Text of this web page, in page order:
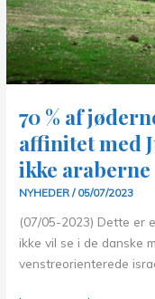
70 % af
affinitet med
ikke araberne
NYHEDER / 05/07/2023
(07/05-2023) Dette er
ikke vil se i de danske
venstreorienterede